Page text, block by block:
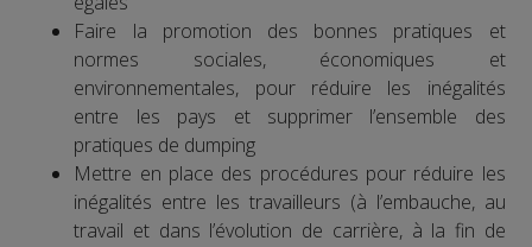
Faire la promotion des bonnes pratiques et
normes sociales, économiques et
environnementales, pour réduire les inégalités
entre les pays et supprimer l’ensemble des
pratiques de dumping
Mettre en place des procédures pour réduire les
inégalités entre les travailleurs (à l’embauche, au
travail et dans l’évolution de carrière, à la fin de